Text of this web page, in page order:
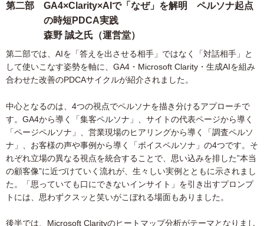
第二部 GA4×Clarity×AIで「なぜ」を解明 ペルソナ起点
の時短PDCA実践
森野 誠之氏（運営堂）
第二部では、AIを「答えを出させる相手」ではなく「対話相手」と
して使いこなす姿勢を軸に、GA4・Microsoft Clarity・生成AIを組み
合わせた改善のPDCAサイクルが紹介されました。
中心となるのは、4つの視点でペルソナを描き分けるアプローチで
す。GA4から導く「集客ペルソナ」、サイトの代表ページから導く
「ページペルソナ」、営業現場のヒアリングから導く「調査ペルソ
ナ」、お客様の声や事例から導く「ボイスペルソナ」の4つです。そ
れぞれ立場の異なる視点を統合することで、思い込みを排した”本当
の顧客像”に近づけていく流れが、生々しい実例とともに示されまし
た。「思っていても口にできないインサイト」を引き出すプロンプ
トには、思わずクスッと笑いがこぼれる場面もありました。
後半では、Microsoft Clarityのヒートマップ分析がテーマとなりまし